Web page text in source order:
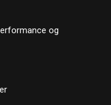
og